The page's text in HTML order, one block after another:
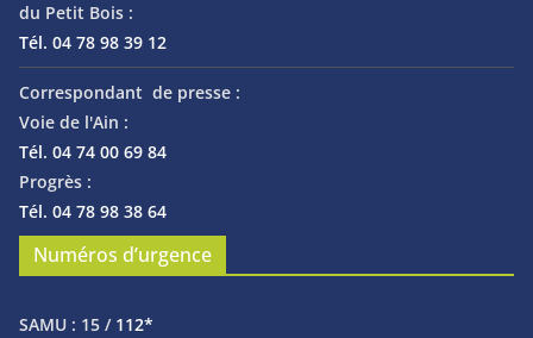
du Petit Bois :
Tél. 04 78 98 39 12
Correspondant de presse :
Voie de l'Ain :
Tél. 04 74 00 69 84
Progrès :
Tél. 04 78 98 38 64
Numéros d’urgence
SAMU : 15 / 112*